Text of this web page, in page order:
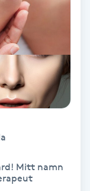
Mitt namn